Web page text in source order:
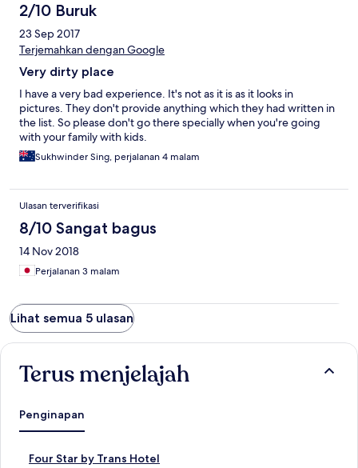
2/10 Buruk
23 Sep 2017
Terjemahkan dengan Google
Very dirty place
I have a very bad experience. It's not as it is as it looks in
pictures. They don't provide anything which they had written in
the list. So please don't go there specially when you're going
with your family with kids.
Sukhwinder Sing, perjalanan 4 malam
Ulasan terverifikasi
8/10 Sangat bagus
14 Nov 2018
Perjalanan 3 malam
Lihat semua 5 ulasan
Terus menjelajah
Penginapan
Four Star by Trans Hotel
T